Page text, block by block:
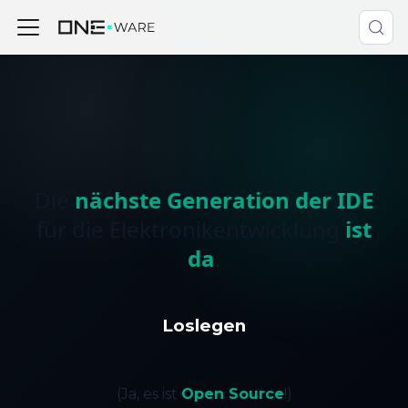
nächste Generation der IDE
ist
da
Loslegen
(Ja, es ist Open Source!)